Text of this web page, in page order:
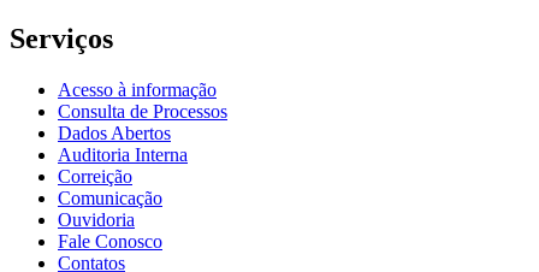
Serviços
Acesso à informação
Consulta de Processos
Dados Abertos
Auditoria Interna
Correição
Comunicação
Ouvidoria
Fale Conosco
Contatos